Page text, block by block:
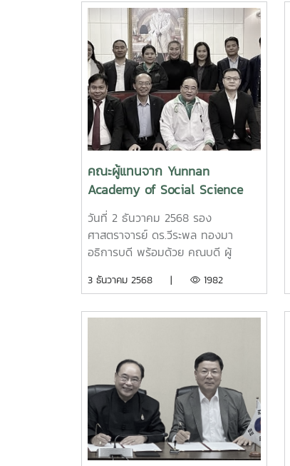
ประจำจังหวัดเชียงใหม่ เพื่อเยี่ยมคารวะ
เนื่องในโอกาสสวัสดีปีใหม่ 2569 พร้อม
กันนี้ ได้มีการหารือความร่วมมือและ
สนับสนุนกิจกรรมทางวิชาการของ
มหาวิทยาลัยแม่โจ้ในด้านต่าง ๆ อาทิ
การประสานงานกับฝ่ายการศึกษา
สถานเอกอัครราชทูตแคนาดา ประจำ
ประเทศไทย ในการแนะนำข้อมูลด้านทุน
การศึกษา การแลกเปลี่ยนนักศึกษา
ของประเทศแคนาดาให้กับบุคลากรและ
นักศึกษามหาวิทยาลัยแม่โจ้7 January
2026, Associate Professor Dr.
Weerapon Thongma, President of
Maejo University, together with
Associate Dean of International
Affairs Officers, Maejo University
Consulate in Chiang Mai to
Wangviwat on the occasion on
New Year Festival 2026 and to
discuss the academic
connections between Maejo
University and Canadian
education.
คณะผู้แทนจาก Yunnan
Academy of Social Science
ประเทศสาธารณรัฐประชาชนจีน
หารือความร่วมมือทางวิชาการ
วันที่ 2 ธันวาคม 2568 รอง
ศาสตราจารย์ ดร.วีระพล ทองมา
อธิการบดี พร้อมด้วย คณบดี ผู้
ให้การต้อนรับคณะผู้แทนจาก Yannan
ประเทศสาธารณรัฐประชาชนจีน ใน
โจ้เพื่อหารือความร่วมมือทางวิชาการใน
การแลกเปลี่ยนองค์ความรู้และงานวิจัย
ร่วมกัน
3 ธันวาคม 2568 | 1982